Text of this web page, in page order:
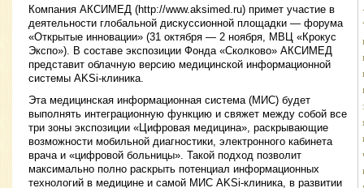
Компания АКСИМЕД (http://www.aksimed.ru) примет участие в
деятельности глобальной дискуссионной площадки — форума
«Открытые инновации» (31 октября — 2 ноября, МВЦ «Крокус
Экспо»). В составе экспозиции Фонда «Сколково» АКСИМЕД
представит облачную версию медицинской информационной
системы AKSi-клиника.
Эта медицинская информационная система (МИС) будет
выполнять интеграционную функцию и свяжет между собой все
три зоны экспозиции «Цифровая медицина», раскрывающие
возможности мобильной диагностики, электронного кабинета
врача и «цифровой больницы». Такой подход позволит
максимально полно раскрыть потенциал информационных
технологий в медицине и самой МИС AKSi-клиника, в развитии